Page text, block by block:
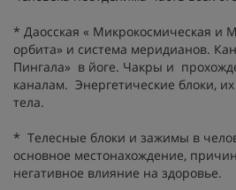
* Даосская « Микрокосмическая и
орбита» и система меридианов.
Пингала» в йоге. Чакры и
каналам. Энергетические блоки,
тела.
* Телесные блоки и зажимы в
основное местонахождение,
негативное влияние на здоровье.